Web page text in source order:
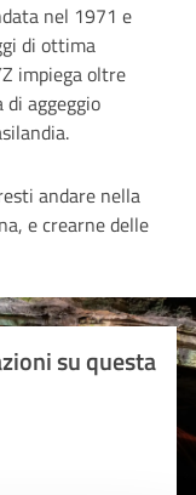
nel 1971 e
di ottima
impiega oltre
aggeggio
andare nella
e crearne delle
su questa